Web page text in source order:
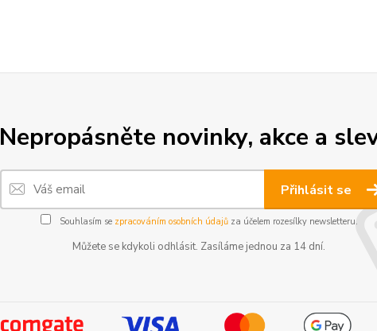
Nepropásněte novinky, akce a
Přihlásit se
Souhlasím se zpracováním osobních údajůza účelem rozesílky newsletteru.
Můžete se kdykoli odhlásit. Zasíláme jednou za 14 dní.